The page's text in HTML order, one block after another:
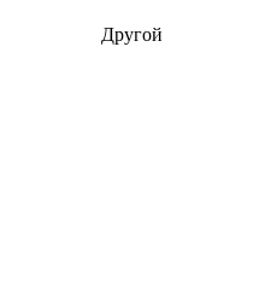
Другой